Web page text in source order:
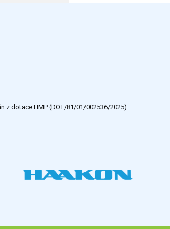
z dotace HMP (DOT/81/01/002536/2025).